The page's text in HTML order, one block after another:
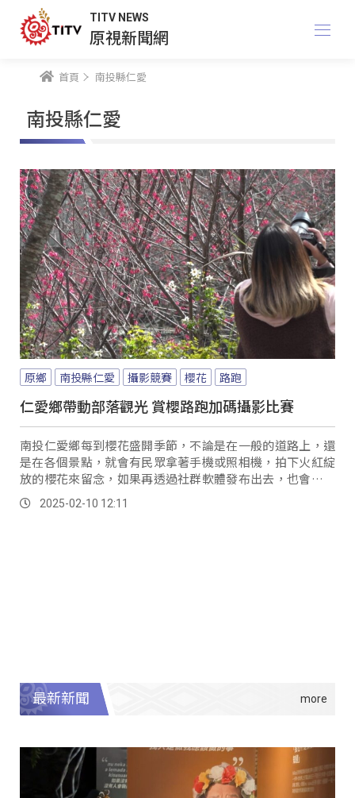
TITV NEWS
原視新聞網
首頁 南投縣仁愛
南投縣仁愛
原鄉 南投縣仁愛 攝影競賽 櫻花 路跑
仁愛鄉帶動部落觀光 賞櫻路跑加碼攝影比賽
南投仁愛鄉每到櫻花盛開季節，不論是在一般的道路上，還
是在各個景點，就會有民眾拿著手機或照相機，拍下火紅綻
放的櫻花來留念，如果再透過社群軟體發布出去，也會引來
許多網友點讚分享，可見花開的魅力，是大多數人所嚮往。
2025-02-10 12:11
最新新聞